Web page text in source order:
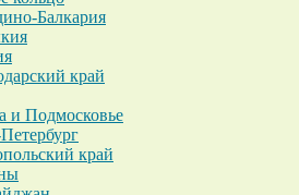
Балкария
край
и Подмосковье
край